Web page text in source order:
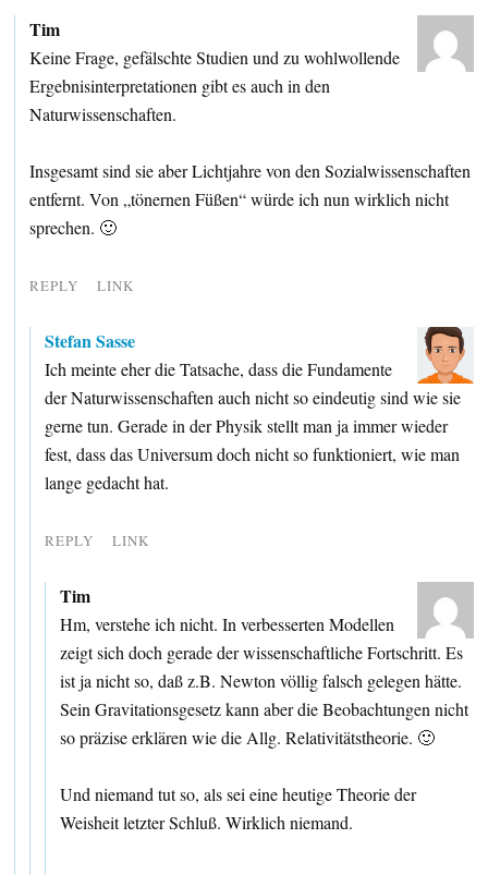
Tim
Keine Frage, gefälschte Studien und zu wohlwollende
Ergebnisinterpretationen gibt es auch in den
Naturwissenschaften.
Insgesamt sind sie aber Lichtjahre von den Sozialwissenschaften
entfernt. Von „tönernen Füßen“ würde ich nun wirklich nicht
sprechen. 🙂
REPLY LINK
Stefan Sasse
Ich meinte eher die Tatsache, dass die Fundamente
der Naturwissenschaften auch nicht so eindeutig sind wie sie
gerne tun. Gerade in der Physik stellt man ja immer wieder
fest, dass das Universum doch nicht so funktioniert, wie man
lange gedacht hat.
REPLY LINK
Tim
Hm, verstehe ich nicht. In verbesserten Modellen
zeigt sich doch gerade der wissenschaftliche Fortschritt. Es
ist ja nicht so, daß z.B. Newton völlig falsch gelegen hätte.
Sein Gravitationsgesetz kann aber die Beobachtungen nicht
so präzise erklären wie die Allg. Relativitätstheorie. 🙂
Und niemand tut so, als sei eine heutige Theorie der
Weisheit letzter Schluß. Wirklich niemand.